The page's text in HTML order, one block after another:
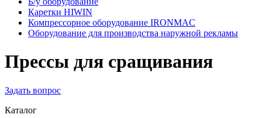
Каретки HIWIN
Компрессорное оборудование IRONMAC
Оборудование для производства наружной рекламы
Прессы для сращивания
Задать вопрос
Каталог